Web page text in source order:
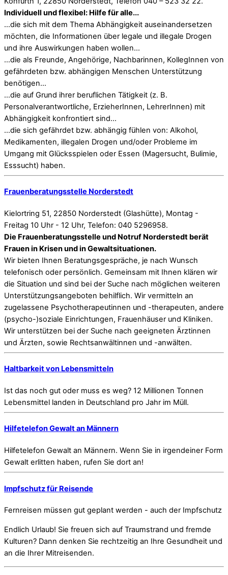
Individuell und flexibel: Hilfe für alle...
...die sich mit dem Thema Abhängigkeit auseinandersetzen
möchten, die Informationen über legale und illegale Drogen
und ihre Auswirkungen haben wollen...
...die als Freunde, Angehörige, Nachbarinnen, KollegInnen von
gefährdeten bzw. abhängigen Menschen Unterstützung
benötigen...
...die auf Grund ihrer beruflichen Tätigkeit (z. B.
Personalverantwortliche, ErzieherInnen, LehrerInnen) mit
Abhängigkeit konfrontiert sind...
...die sich gefährdet bzw. abhängig fühlen von: Alkohol,
Medikamenten, illegalen Drogen und/oder Probleme im
Umgang mit Glücksspielen oder Essen (Magersucht, Bulimie,
Esssucht) haben.
Frauenberatungsstelle Norderstedt
Kielortring 51, 22850 Norderstedt (Glashütte), Montag -
Freitag 10 Uhr - 12 Uhr, Telefon: 040 5296958.
Die Frauenberatungsstelle und Notruf Norderstedt berät
Frauen in Krisen und in Gewaltsituationen.
Wir bieten Ihnen Beratungsgespräche, je nach Wunsch
telefonisch oder persönlich. Gemeinsam mit Ihnen klären wir
die Situation und sind bei der Suche nach möglichen weiteren
Unterstützungsangeboten behilflich. Wir vermitteln an
zugelassene Psychotherapeutinnen und -therapeuten, andere
(psycho-)soziale Einrichtungen, Frauenhäuser und Kliniken.
Wir unterstützen bei der Suche nach geeigneten Ärztinnen
und Ärzten, sowie Rechtsanwältinnen und -anwälten.
Haltbarkeit von Lebensmitteln
Ist das noch gut oder muss es weg? 12 Millionen Tonnen
Lebensmittel landen in Deutschland pro Jahr im Müll.
Hilfetelefon Gewalt an Männern
Hilfetelefon Gewalt an Männern. Wenn Sie in irgendeiner Form
Gewalt erlitten haben, rufen Sie dort an!
Impfschutz für Reisende
Fernreisen müssen gut geplant werden - auch der Impfschutz
Endlich Urlaub! Sie freuen sich auf Traumstrand und fremde
Kulturen? Dann denken Sie rechtzeitig an Ihre Gesundheit und
an die Ihrer Mitreisenden.